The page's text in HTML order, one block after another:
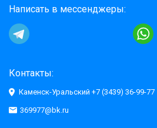
Написать в мессенджеры:
Контакты:
Каменск-Уральский +7 (3439) 36-99-77
369977@bk.ru